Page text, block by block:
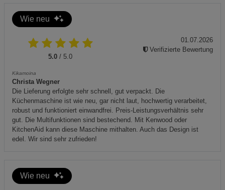
Wie neu
5.0 / 5.0
Kikamoina
Christa Wegner
Die Lieferung erfolgte sehr schnell, gut verpackt. Die
Küchenmaschine ist wie neu, gar nicht laut, hochwertig verarbeitet,
robust und funktioniert einwandfrei. Preis-Leistungsverhältnis sehr
gut. Die Multifunktionen sind bestechend. Mit Kenwood oder
KitchenAid kann diese Maschine mithalten. Auch das Design ist
edel. Wir sind sehr zufrieden!
01.07.2026
Verifizierte Bewertung
Wie neu